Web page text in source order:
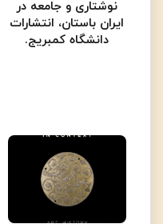
نوشتاری و جامعه در
ایران باستان، انتشارات
دانشگاه کمبریج.